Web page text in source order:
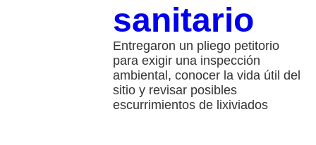
sanitario
Entregaron un pliego petitorio
para exigir una inspección
ambiental, conocer la vida útil del
sitio y revisar posibles
escurrimientos de lixiviados